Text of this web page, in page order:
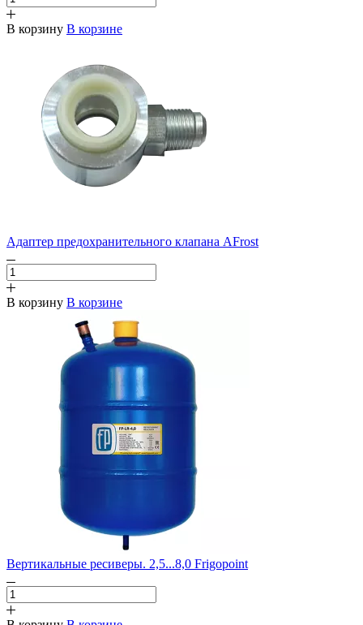
В корзину В корзине
Адаптер предохранительного клапана AFrost
В корзину В корзине
Вертикальные ресиверы. 2,5...8,0 Frigopoint